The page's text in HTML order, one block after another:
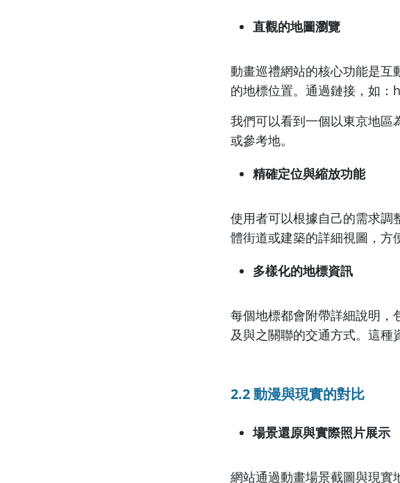
直觀的地圖瀏覽
動畫巡禮網站的核心功能是互
的地標位置。通過鏈接，如
我們可以看到一個以東京地區
或參考地。
精確定位與縮放功能
使用者可以根據自己的需求調
體街道或建築的詳細視圖，方
多樣化的地標資訊
每個地標都會附帶詳細說明，
及與之關聯的交通方式。這種
2.2 動漫與現實的對比
場景還原與實際照片展示
網站通過動畫場景截圖與現實